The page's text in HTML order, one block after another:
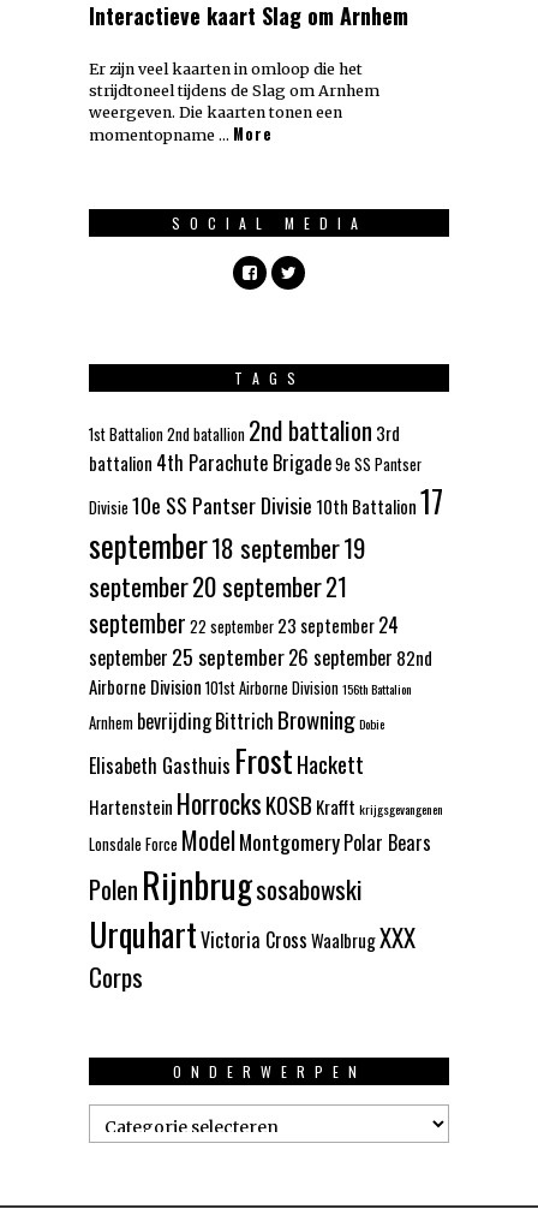
Interactieve kaart Slag om Arnhem
Er zijn veel kaarten in omloop die het
strijdtoneel tijdens de Slag om Arnhem
weergeven. Die kaarten tonen een
momentopname … More
SOCIAL MEDIA
TAGS
1st Battalion2nd batallion 2nd battalion 3rd
battalion 4th Parachute Brigade9e SS Pantser
Divisie 10e SS Pantser Divisie 10th Battalion17
september18 september19
september20 september21
september 22 september 23 september24
september 25 september26 september 82nd
Airborne Division 101st Airborne Division156th Battalion
Arnhem bevrijdingBittrich BrowningDobie
Elisabeth Gasthuis FrostHackett
Hartenstein HorrocksKOSB Krafft krijgsgevangenen
Lonsdale Force ModelMontgomeryPolar Bears
PolenRijnbrugsosabowski
UrquhartVictoria CrossWaalbrugXXX
Corps
ONDERWERPEN
Onderwerpen